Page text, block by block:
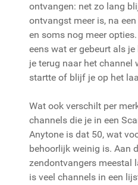
ontvangen: net zo lang
ontvangst meer is, na
en soms nog meer
eens wat er gebeurt als
je terug naar het channel
startte of blijf je op het
Wat ook verschilt per
channels die je in een
Anytone is dat 50, wat
behoorlijk weinig is. Aan
zendontvangers meestal
is veel channels in een